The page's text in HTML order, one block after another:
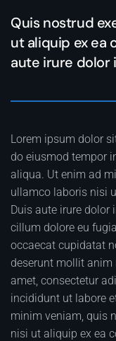
Quis nostrud
ut aliquip ex ea
aute irure dolor
Lorem ipsum dolor
do eiusmod tempor
aliqua. Ut enim ad
ullamco laboris nisi
Duis aute irure dolor
cillum dolore eu
occaecat cupidatat
deserunt mollit
amet, consectetur
incididunt ut labore
minim veniam, quis
nisi ut aliquip ex ea